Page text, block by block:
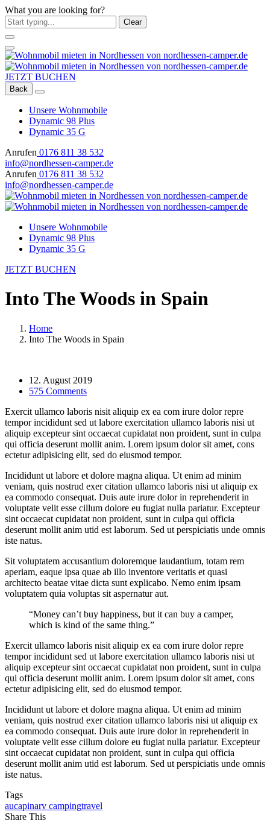
What you are looking for?
Clear
JETZT BUCHEN
Back
Unsere Wohnmobile
Dynamic 98 Plus
Dynamic 35 G
Anrufen 0176 811 38 532
info@nordhessen-camper.de
Anrufen 0176 811 38 532
info@nordhessen-camper.de
Unsere Wohnmobile
Dynamic 98 Plus
Dynamic 35 G
JETZT BUCHEN
Into The Woods in Spain
Home
Into The Woods in Spain
12. August 2019
575 Comments
Exercit ullamco laboris nisit aliquip ex ea com irure dolor repre
tempor incididunt sed ut labore exercitation ullamco laboris nisi ut
aliquip excepteur sint occaecat cupidatat non proident, sunt in culpa
qui officia deserunt mollit anim. Lorem ipsum dolor sit amet, cons
ectetur adipisicing elit, sed do eiusmod tempor.
Incididunt ut labore et dolore magna aliqua. Ut enim ad minim
veniam, quis nostrud exer citation ullamco laboris nisi ut aliquip ex
ea commodo consequat. Duis aute irure dolor in reprehenderit in
voluptate velit esse cillum dolore eu fugiat nulla pariatur. Excepteur
sint occaecat cupidatat non proident, sunt in culpa qui officia
deserunt mollit anim utid est laborum. Sed ut perspiciatis unde omnis
iste natus.
Sit voluptatem accusantium doloremque laudantium, totam rem
aperiam, eaque ipsa quae ab illo inventore veritatis et quasi
architecto beatae vitae dicta sunt explicabo. Nemo enim ipsam
voluptatem quia voluptas sit aspernatur aut.
“Money can’t buy happiness, but it can buy a camper,
which is kind of the same thing.”
Exercit ullamco laboris nisit aliquip ex ea com irure dolor repre
tempor incididunt sed ut labore exercitation ullamco laboris nisi ut
aliquip excepteur sint occaecat cupidatat non proident, sunt in culpa
qui officia deserunt mollit anim. Lorem ipsum dolor sit amet, cons
ectetur adipisicing elit, sed do eiusmod tempor.
Incididunt ut labore et dolore magna aliqua. Ut enim ad minim
veniam, quis nostrud exer citation ullamco laboris nisi ut aliquip ex
ea commodo consequat. Duis aute irure dolor in reprehenderit in
voluptate velit esse cillum dolore eu fugiat nulla pariatur. Excepteur
sint occaecat cupidatat non proident, sunt in culpa qui officia
deserunt mollit anim utid est laborum. Sed ut perspiciatis unde omnis
iste natus.
Tags
aucapinarv campingtravel
Share This